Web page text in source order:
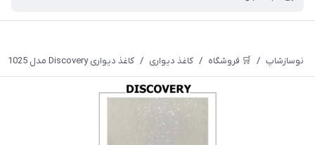
نوسازشاپ / 🛒 فروشگاه / کاغذ دیواری / کاغذ دیواری Discovery مدل 1025